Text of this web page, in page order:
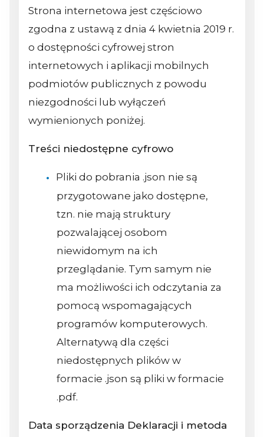
Strona internetowa jest częściowo
zgodna z ustawą z dnia 4 kwietnia 2019 r.
o dostępności cyfrowej stron
internetowych i aplikacji mobilnych
podmiotów publicznych z powodu
niezgodności lub wyłączeń
wymienionych poniżej.
Treści niedostępne cyfrowo
Pliki do pobrania .json nie są
przygotowane jako dostępne,
tzn. nie mają struktury
pozwalającej osobom
niewidomym na ich
przeglądanie. Tym samym nie
ma możliwości ich odczytania za
pomocą wspomagających
programów komputerowych.
Alternatywą dla części
niedostępnych plików w
formacie .json są pliki w formacie
.pdf.
Data sporządzenia Deklaracji i metoda